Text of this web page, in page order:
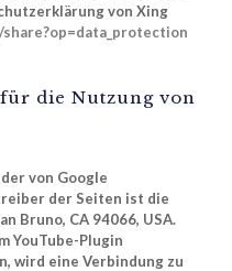
von Xing
die Nutzung von
von Google
der Seiten ist die
Bruno, CA 94066, USA.
YouTube-Plugin
wird eine Verbindung zu